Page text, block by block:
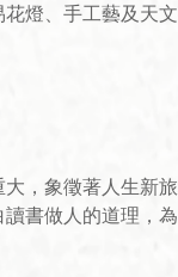
燈、手工藝及天
，象徵著人生新
書做人的道理，